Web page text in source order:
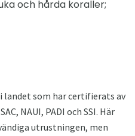
och hårda koraller;
landet som har certifierats av
NAUI, PADI och SSI. Här
utrustningen, men